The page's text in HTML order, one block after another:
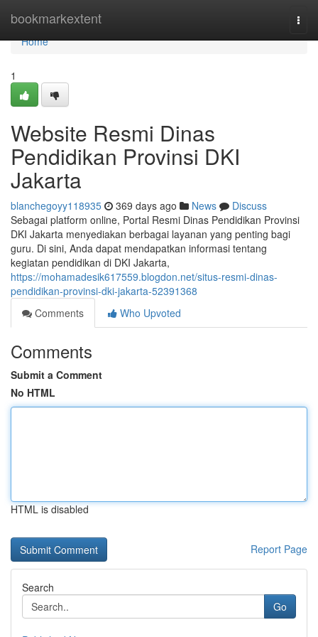
bookmarkextent
Home
Home
1
Website Resmi Dinas
Pendidikan Provinsi DKI
Jakarta
blanchegoyy118935 369 days ago News
Discuss
Sebagai platform online, Portal Resmi Dinas Pendidikan Provinsi
DKI Jakarta menyediakan berbagai layanan yang penting bagi
guru. Di sini, Anda dapat mendapatkan informasi tentang
kegiatan pendidikan di DKI Jakarta,
https://mohamadesik617559.blogdon.net/situs-resmi-dinas-
pendidikan-provinsi-dki-jakarta-52391368
Comments
Who Upvoted
Comments
Submit a Comment
No HTML
HTML is disabled
Report Page
Search
Go